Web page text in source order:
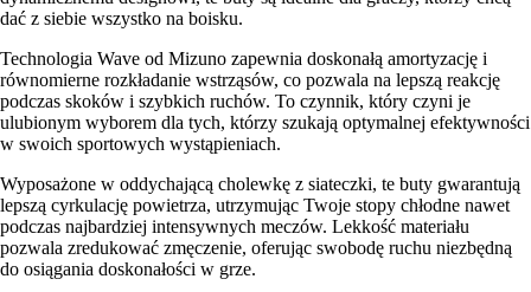
dać z siebie wszystko na boisku.
Technologia Wave od Mizuno zapewnia doskonałą amortyzację i
równomierne rozkładanie wstrząsów, co pozwala na lepszą reakcję
podczas skoków i szybkich ruchów. To czynnik, który czyni je
ulubionym wyborem dla tych, którzy szukają optymalnej efektywności
w swoich sportowych wystąpieniach.
Wyposażone w oddychającą cholewkę z siateczki, te buty gwarantują
lepszą cyrkulację powietrza, utrzymując Twoje stopy chłodne nawet
podczas najbardziej intensywnych meczów. Lekkość materiału
pozwala zredukować zmęczenie, oferując swobodę ruchu niezbędną
do osiągania doskonałości w grze.